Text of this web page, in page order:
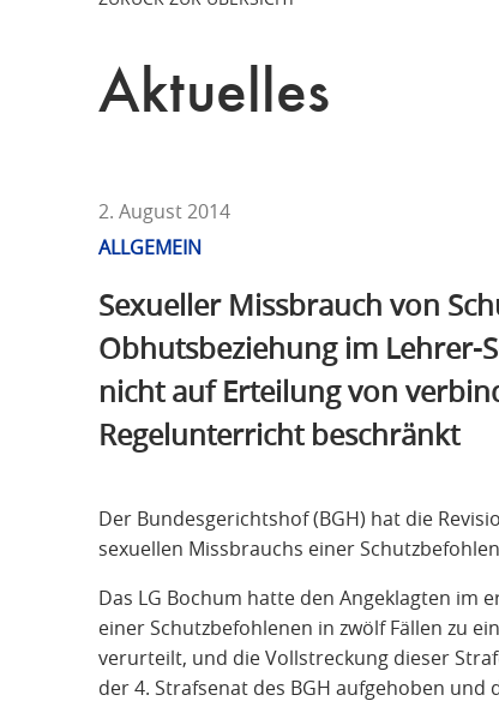
ÜAktuelles
2. August 2014
ALLGEMEIN
Sexueller Missbrauch von
Obhutsbeziehung im Lehrer-
nicht auf Erteilung von
Regelunterricht beschränkt
Der Bundesgerichtshof (BGH) hat die
sexuellen Missbrauchs einer
Das LG Bochum hatte den Angeklagten im
einer Schutzbefohlenen in zwölf Fällen zu
verurteilt, und die Vollstreckung dieser
der 4. Strafsenat des BGH aufgehoben und